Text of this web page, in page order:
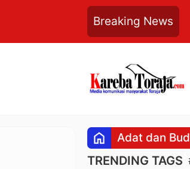
Breaking News
home Adat dan
TRENDING TAGS